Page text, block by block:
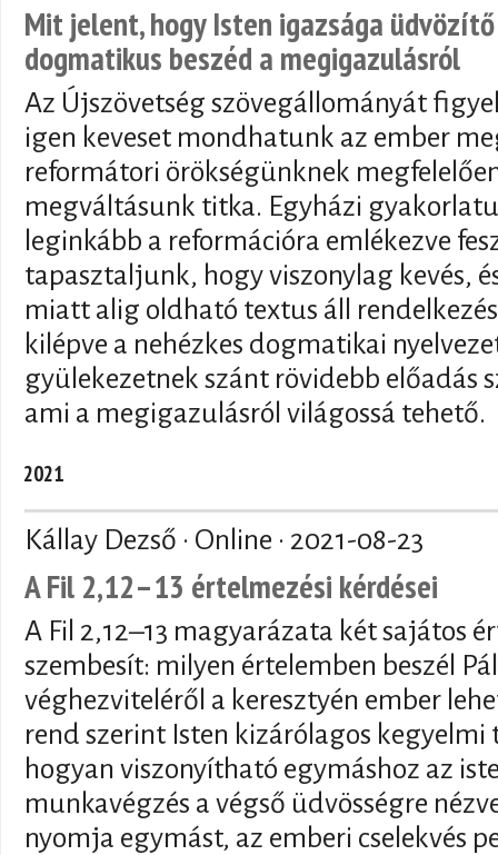
Mit jelent, hogy Isten igazsága
dogmatikus beszéd a megigazulásról
Az Újszövetség szövegállományát
igen keveset mondhatunk az ember
reformátori örökségünknek
megváltásunk titka. Egyházi
leginkább a reformációra emlékezve
tapasztaljunk, hogy viszonylag kevés,
miatt alig oldható textus áll
kilépve a nehézkes dogmatikai
gyülekezetnek szánt rövidebb előadás
ami a megigazulásról világossá tehető.
2021
Kállay Dezső · Online · 2021-08-23
A Fil 2,12–13 értelmezési kérdései
A Fil 2,12–13 magyarázata két sajátos
szembesít: milyen értelemben beszél
véghezviteléről a keresztyén ember
rend szerint Isten kizárólagos
hogyan viszonyítható egymáshoz az
munkavégzés a végső üdvösségre
nyomja egymást, az emberi cselekvés